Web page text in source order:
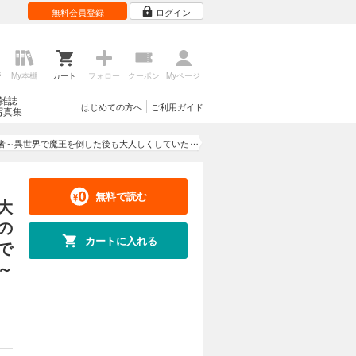
無料会員登録 ログイン
My本棚 カート フォロー クーポン Myページ
誌
真集
ご利用ガイド
はじめての方へ
～異世界で魔王を倒した後も大人しくしていた
すが、なんか成り行きで新世界の魔王になりそ
うです～@COMIC
無料で読む
カートに入れる